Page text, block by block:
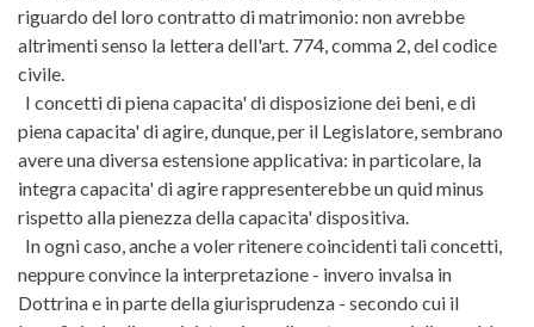
riguardo del loro contratto di matrimonio: non avrebbe
altrimenti senso la lettera dell'art. 774, comma 2, del codice
civile.
I concetti di piena capacita' di disposizione dei beni, e di
piena capacita' di agire, dunque, per il Legislatore, sembrano
avere una diversa estensione applicativa: in particolare, la
integra capacita' di agire rappresenterebbe un quid minus
rispetto alla pienezza della capacita' dispositiva.
In ogni caso, anche a voler ritenere coincidenti tali concetti,
neppure convince la interpretazione - invero invalsa in
Dottrina e in parte della giurisprudenza - secondo cui il